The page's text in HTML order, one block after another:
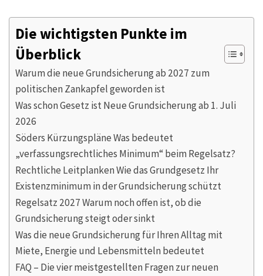
Die wichtigsten Punkte im
Überblick
Warum die neue Grundsicherung ab 2027 zum
politischen Zankapfel geworden ist
Was schon Gesetz ist Neue Grundsicherung ab 1. Juli
2026
Söders Kürzungspläne Was bedeutet
„verfassungsrechtliches Minimum“ beim Regelsatz?
Rechtliche Leitplanken Wie das Grundgesetz Ihr
Existenzminimum in der Grundsicherung schützt
Regelsatz 2027 Warum noch offen ist, ob die
Grundsicherung steigt oder sinkt
Was die neue Grundsicherung für Ihren Alltag mit
Miete, Energie und Lebensmitteln bedeutet
FAQ – Die vier meistgestellten Fragen zur neuen